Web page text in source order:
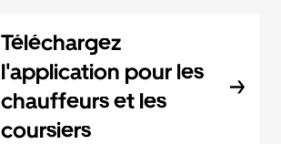
Téléchargez
l'application pour les
chauffeurs et les
coursiers